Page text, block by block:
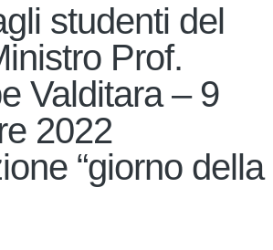
studenti del
Prof.
Valditara – 9
2022
“giorno della